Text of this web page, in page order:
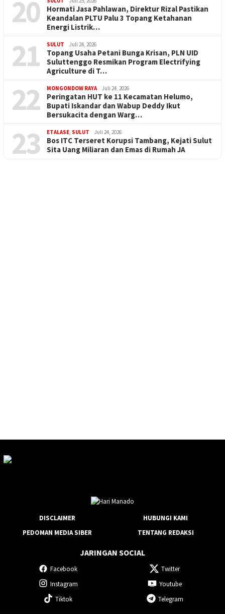
20
Hormati Jasa Pahlawan, Direktur Rizal Pastikan
Keandalan PLTU Palu 3 Topang Ketahanan
Energi Listrik…
21 SULUT Juli 24, 2026
Topang Usaha Petani Bunga Krisan, PLN UID
Suluttenggo Resmikan Program Electrifying
Agriculture di T…
22 MONGONDOW RAYA Juli 24, 2026
Peringatan HUT ke 11 Kecamatan Helumo,
Bupati Iskandar dan Wabup Deddy Ikut
Bersukacita dengan Warg…
23 ETALASE, SULUT Juli 24, 2026
Bos ITC Terseret Korupsi Tambang, Kejati Sulut
Sita Uang Miliaran dan Emas di Rumah JA
DISCLAIMER
HUBUNGI KAMI
PEDOMAN MEDIA SIBER
TENTANG REDAKSI
JARINGAN SOCIAL
Facebook
Twitter
Instagram
Youtube
Tiktok
Telegram